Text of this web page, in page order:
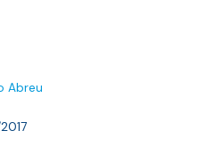
Abreu